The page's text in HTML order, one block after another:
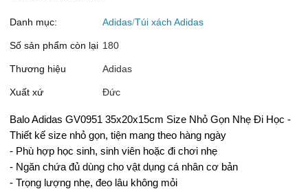
Danh mục: Adidas Túi xách Adidas
Số sản phẩm còn lại 180
Thương hiệu Adidas
Xuất xứ Đức
Balo Adidas GV0951 35x20x15cm Size Nhỏ Gọn Nhẹ Đi Học -
Thiết kế size nhỏ gọn, tiện mang theo hàng ngày
- Phù hợp học sinh, sinh viên hoặc đi chơi nhẹ
- Ngăn chứa đủ dùng cho vật dụng cá nhân cơ bản
- Trọng lượng nhẹ, đeo lâu không mỏi